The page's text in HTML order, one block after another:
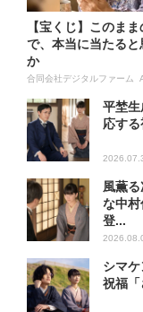
【宝くじ】このま
で、本当に当たると
か
合同会社デジタルファーム
平埜
応する
風薫
な中
登...
シマ
祝福「